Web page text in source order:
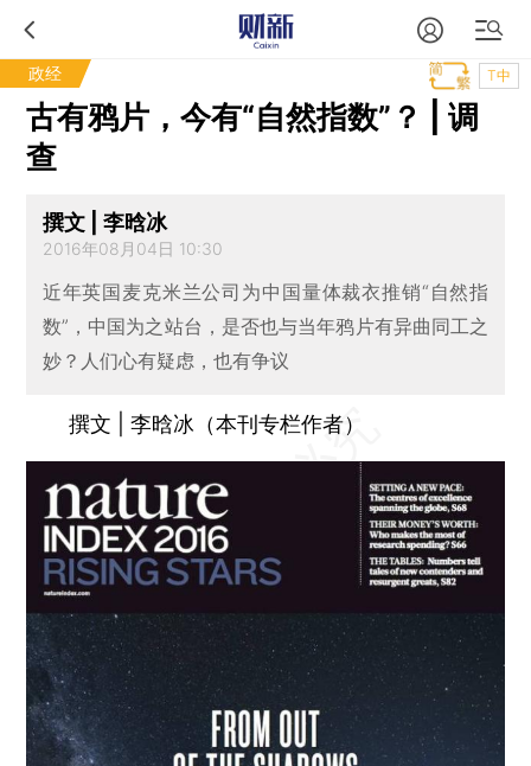
政经 T中
古有鸦片，今有“自然指数”？ | 调
查
撰文 | 李晗冰
2016年08月04日 10:30
近年英国麦克米兰公司为中国量体裁衣推销“自然指
数”，中国为之站台，是否也与当年鸦片有异曲同工之
妙？人们心有疑虑，也有争议
撰文 | 李晗冰（本刊专栏作者）